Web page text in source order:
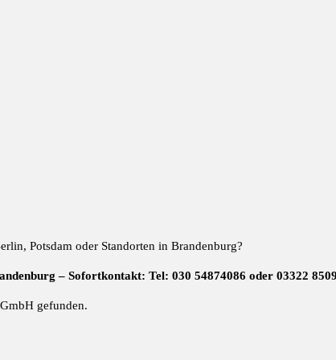
Potsdam oder Standorten in Brandenburg?
– Sofortkontakt: Tel: 030 54874086 oder 03322
gefunden.